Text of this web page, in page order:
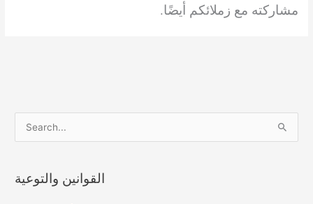
مشاركته مع زملائكم أيضًا.
e
r
القوانين والتوعية